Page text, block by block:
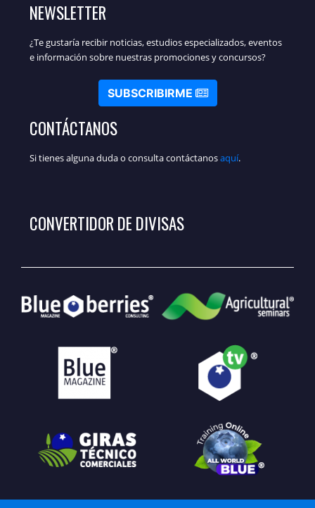
NEWSLETTER
¿Te gustaría recibir noticias, estudios especializados, eventos
e información sobre nuestras promociones y concursos?
SUBSCRIBIRME
CONTÁCTANOS
Si tienes alguna duda o consulta contáctanosaquí.
CONVERTIDOR DE DIVISAS